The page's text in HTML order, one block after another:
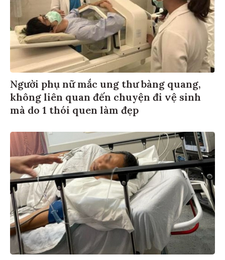
Người phụ nữ mắc ung thư bàng quang,
không liên quan đến chuyện đi vệ sinh
mà do 1 thói quen làm đẹp